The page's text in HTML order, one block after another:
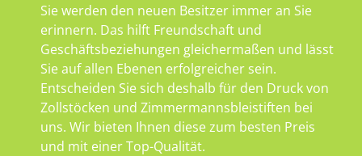
Sie werden den neuen Besitzer immer an Sie
erinnern. Das hilft Freundschaft und
Geschäftsbeziehungen gleichermaßen und lässt
Sie auf allen Ebenen erfolgreicher sein.
Entscheiden Sie sich deshalb für den Druck von
Zollstöcken und Zimmermannsbleistiften bei
uns. Wir bieten Ihnen diese zum besten Preis
und mit einer Top-Qualität.